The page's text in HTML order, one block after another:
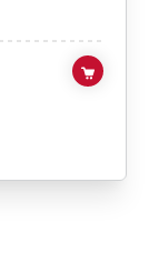
ADD